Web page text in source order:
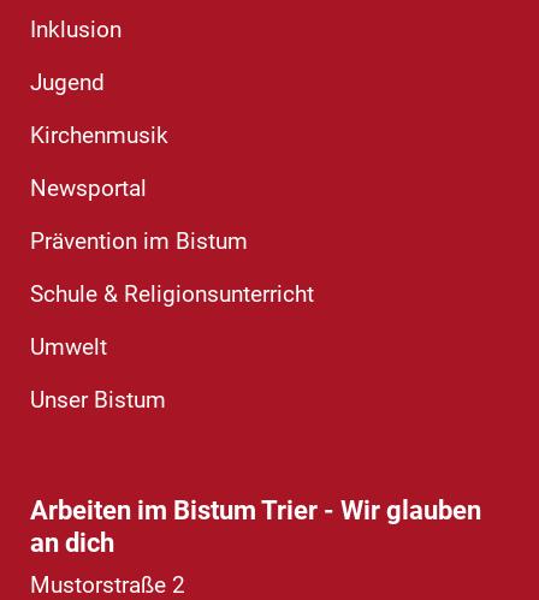
Inklusion
Jugend
Kirchenmusik
Newsportal
Prävention im Bistum
Schule & Religionsunterricht
Umwelt
Unser Bistum
Arbeiten im Bistum Trier - Wir glauben
an dich
Mustorstraße 2